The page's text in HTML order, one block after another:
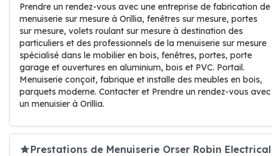
Prendre un rendez-vous avec une entreprise de fabrication de
menuiserie sur mesure à Orillia, fenêtres sur mesure, portes
sur mesure, volets roulant sur mesure à destination des
particuliers et des professionnels de la menuiserie sur mesure
spécialisé dans le mobilier en bois, fenêtres, portes, porte
garage et ouvertures en aluminium, bois et PVC. Portail.
Menuiserie conçoit, fabrique et installe des meubles en bois,
parquets moderne. Contacter et Prendre un rendez-vous avec
un menuisier à Orillia.
Prestations de Menuiserie Orser Robin Electrical